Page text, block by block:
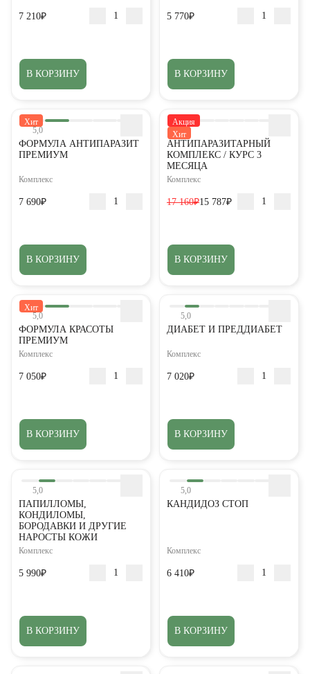
7 210₽
В КОРЗИНУ
5 770₽
В КОРЗИНУ
Хит
5,0
ФОРМУЛА АНТИПАРАЗИТ
ПРЕМИУМ
Комплекс
7 690₽
В КОРЗИНУ
Акция
Хит5,0
АНТИПАРАЗИТАРНЫЙ
КОМПЛЕКС / КУРС 3
МЕСЯЦА
Комплекс
17 160₽15 787₽
В КОРЗИНУ
Хит
5,0
ФОРМУЛА КРАСОТЫ
ПРЕМИУМ
Комплекс
7 050₽
В КОРЗИНУ
5,0
ДИАБЕТ И ПРЕДДИАБЕТ
Комплекс
7 020₽
В КОРЗИНУ
5,0
ПАПИЛЛОМЫ,
КОНДИЛОМЫ,
БОРОДАВКИ И ДРУГИЕ
НАРОСТЫ КОЖИ
Комплекс
5 990₽
В КОРЗИНУ
5,0
КАНДИДОЗ СТОП
Комплекс
6 410₽
В КОРЗИНУ